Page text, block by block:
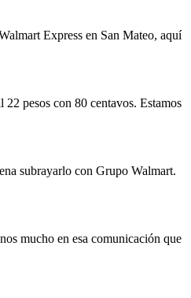
Express en San Mateo, aquí
pesos con 80 centavos. Estamos
subrayarlo con Grupo Walmart.
mucho en esa comunicación que